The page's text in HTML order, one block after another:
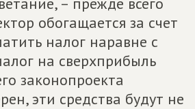
обогащается за счет
налог наравне с
на сверхприбыль
законопроекта
эти средства будут не